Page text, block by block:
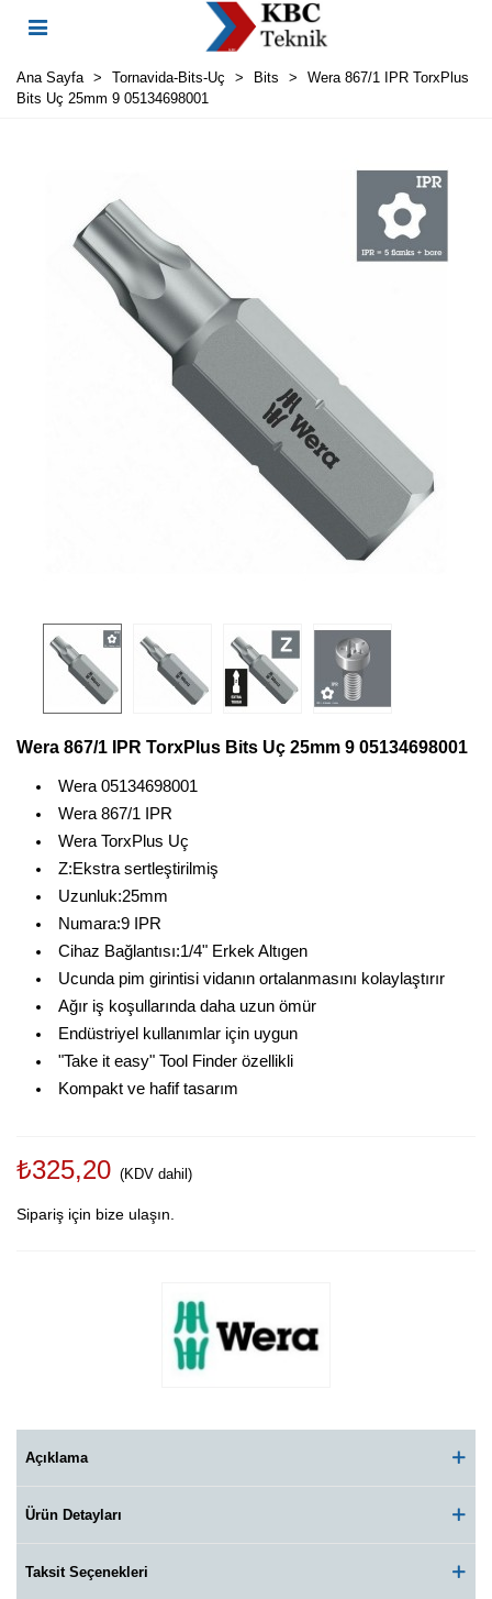
Ana Sayfa > Tornavida-Bits-Uç > Bits >
Wera 867/1 IPR TorxPlus
Bits Uç 25mm 9 05134698001
Wera 867/1 IPR TorxPlus Bits Uç 25mm 9 05134698001
Wera 05134698001
Wera 867/1 IPR
Wera TorxPlus Uç
Z:Ekstra sertleştirilmiş
Uzunluk:25mm
Numara:9 IPR
Cihaz Bağlantısı:1/4" Erkek Altıgen
Ucunda pim girintisi vidanın ortalanmasını kolaylaştırır
Ağır iş koşullarında daha uzun ömür
Endüstriyel kullanımlar için uygun
"Take it easy" Tool Finder özellikli
Kompakt ve hafif tasarım
₺325,20 (KDV dahil)
Sipariş için bize ulaşın.
Açıklama
Ürün Detayları
Taksit Seçenekleri